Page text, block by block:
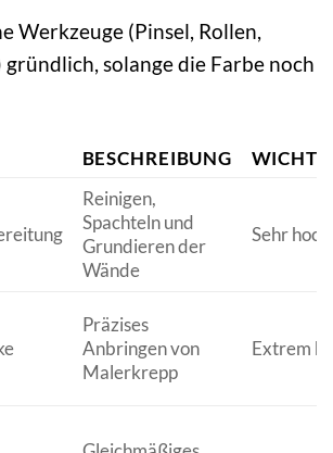
Werkzeuge (Pinsel, Rollen,
solange die Farbe noch
BESCHREIBUNG
Reinigen,
Spachteln und
Grundieren der
Wände
Sehr hoch
Präzises
Anbringen von
Malerkrepp
Extrem